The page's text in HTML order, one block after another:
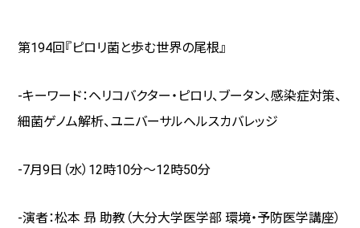
第194回『ピロリ菌と歩む世界の尾根』
-キーワード：ヘリコバクター・ピロリ、ブータン、感染症対策、
細菌ゲノム解析、ユニバーサルヘルスカバレッジ
-7月9日（水） 12時10分～12時50分
-演者：松本 昻 助教（大分大学医学部 環境・予防医学講座）